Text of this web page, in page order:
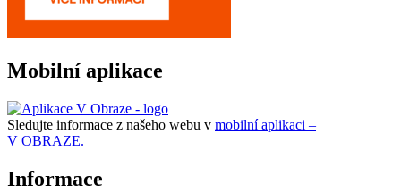
Mobilní aplikace
Sledujte informace z našeho webu v mobilní aplikaci –
V OBRAZE.
Informace